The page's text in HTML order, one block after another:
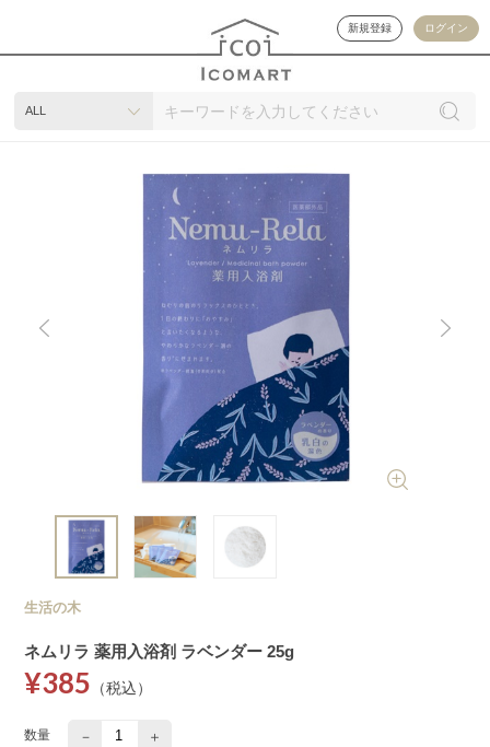
新規登録 ログイン
ALL
生活の木
ネムリラ 薬用入浴剤 ラベンダー 25g
¥385 （税込）
数量 － ＋